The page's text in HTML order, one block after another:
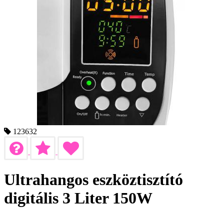
123632
Ultrahangos eszköztisztító
digitális 3 Liter 150W